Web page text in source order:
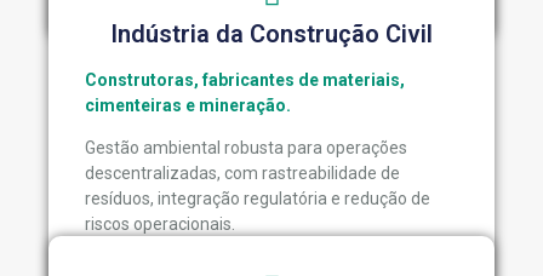
Indústria da Construção Civil
Construtoras, fabricantes de materiais,
cimenteiras e mineração.
Gestão ambiental robusta para operações
descentralizadas, com rastreabilidade de
resíduos, integração regulatória e redução de
riscos operacionais.